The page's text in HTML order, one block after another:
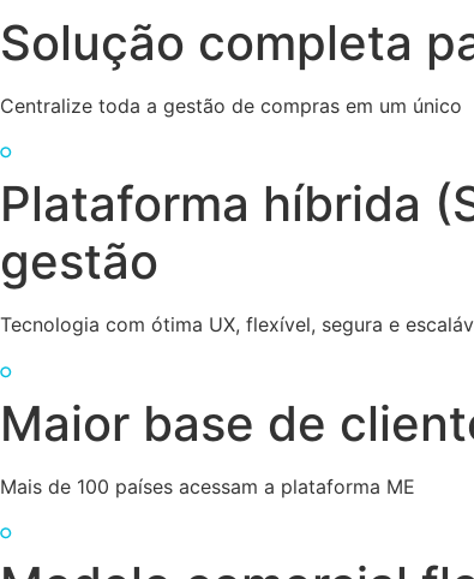
Solução completa
Centralize toda a gestão de compras em um
Plataforma híbrida
gestão
Tecnologia com ótima UX, flexível, segura e
Maior base de
Mais de 100 países acessam a plataforma ME